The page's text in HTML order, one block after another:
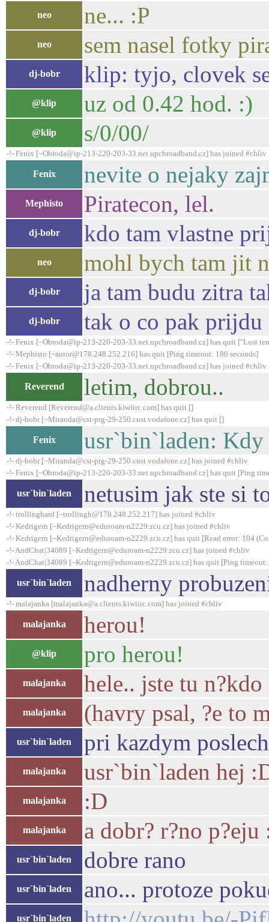
neo ne... :P
neo sem nasel fotky
dj-bobr klip: tyjo, clovek
@klip uz od 0.42 hod. :)
@klip s/0/00/
-!- Fenix [~Obroda@ip-213-220-203-33.net.upcbroadband.cz] has joined #chliv
Fenix nevite o nejaky
Mephisto Piratecon, lel.
dj-bobr kdo tam vlastne
neo mohl bych tam jit
dj-bobr ja tam budu zitra
dj-bobr tak o co pak prijdu
-!- Fenix [~Obroda@ip-213-220-203-33.net.upcbroadband.cz] has quit ["Lost
-!- Mephisto [~autor@178.248.252.216] has quit [Ping timeout: 180 seconds]
-!- Fenix [~Obroda@ip-213-220-203-33.net.upcbroadband.cz] has joined #chliv
Reverend letim, dobrou..
-!- Reverend [Reverend@a.clients.kiwiirc.com] has quit []
-!- dj-bobr [~Miranda@cst-prg-29-250.cust.vodafone.cz] has quit []
Fenix usr`bin`laden: Kdy
-!- dj-bobr [~Miranda@cst-prg-29-250.cust.vodafone.cz] has joined #chliv
-!- Fenix [~Obroda@ip-213-220-203-33.net.upcbroadband.cz] has quit [Ping
usr`bin`laden netusim jak ste si
-!- trollinghard [~trollingh@178.248.252.217] has joined #chliv
-!- Kedrigern [~Kedrigern@eduroam-n2229.zcu.cz] has joined #chliv
-!- Kedrigern [~Kedrigern@eduroam-n2229.zcu.cz] has quit [Read error: 104
-!- AndChat|34089 [~Kedrigern@eduroam-n2229.zcu.cz] has joined #chliv
-!- AndChat|34089 [~Kedrigern@eduroam-n2229.zcu.cz] has quit [Ping timeout:
usr`bin`laden nadherny
-!- malajanka [malajanka@a.clients.kiwiirc.com] has joined #chliv
malajanka herou!
@klip pro herou!
malajanka hele.. jste tu
malajanka (havry psal, ?e to
usr`bin`laden pri kazdym
malajanka usr`bin`laden hej
malajanka :D
malajanka a dobr? r?no p?eju
usr`bin`laden dobre rano
usr`bin`laden ano... protoze
usr`bin`laden